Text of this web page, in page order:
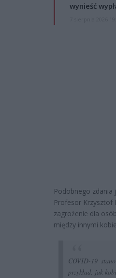
wynieść
Podobnego zdania
Profesor Krzysztof
zagrożenie dla
między innymi
COVID-19
przykład, jak